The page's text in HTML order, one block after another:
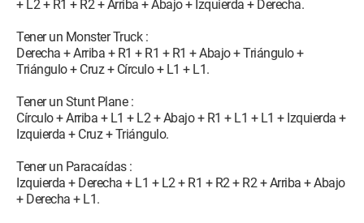
+ L2 + R1 + R2 + Arriba + Abajo + Izquierda + Derecha.
Tener un Monster Truck :
Derecha + Arriba + R1 + R1 + R1 + Abajo + Triángulo +
Triángulo + Cruz + Círculo + L1 + L1.
Tener un Stunt Plane :
Círculo + Arriba + L1 + L2 + Abajo + R1 + L1 + L1 + Izquierda +
Izquierda + Cruz + Triángulo.
Tener un Paracaídas :
Izquierda + Derecha + L1 + L2 + R1 + R2 + R2 + Arriba + Abajo
+ Derecha + L1.